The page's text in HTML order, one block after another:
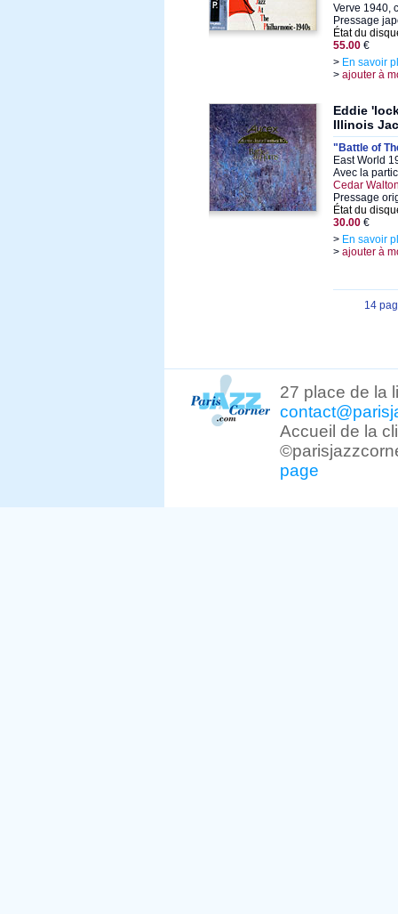
Verve 1940,
Pressage
État du
55.00 €
> En savoir
> ajouter à
Eddie
Illinois
"Battle of
East World
Avec la
Cedar
Pressage
État du
30.00 €
> En savoir
> ajouter à
14
27 place de la
Accueil de la
page